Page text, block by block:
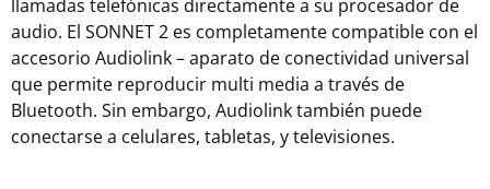
llamadas telefónicas directamente a su procesador de
audio. El SONNET 2 es completamente compatible con el
accesorio Audiolink – aparato de conectividad universal
que permite reproducir multi media a través de
Bluetooth. Sin embargo, Audiolink también puede
conectarse a celulares, tabletas, y televisiones.